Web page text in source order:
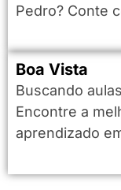
Pedro? Conte
Boa Vista
Buscando
Encontre a
aprendizado